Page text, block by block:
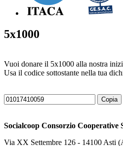
5x1000
Vuoi donare il 5x1000 alla nostra
Usa il codice sottostante nella tua
Copia
Socialcoop Consorzio Cooperative
Via XX Settembre 126 - 14100 Asti